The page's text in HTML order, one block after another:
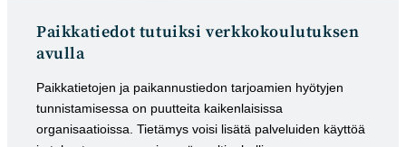
Paikkatiedot tutuiksi verkkokoulutuksen
avulla
Paikkatietojen ja paikannustiedon tarjoamien hyötyjen
tunnistamisessa on puutteita kaikenlaisissa
organisaatioissa. Tietämys voisi lisätä palveluiden käyttöä